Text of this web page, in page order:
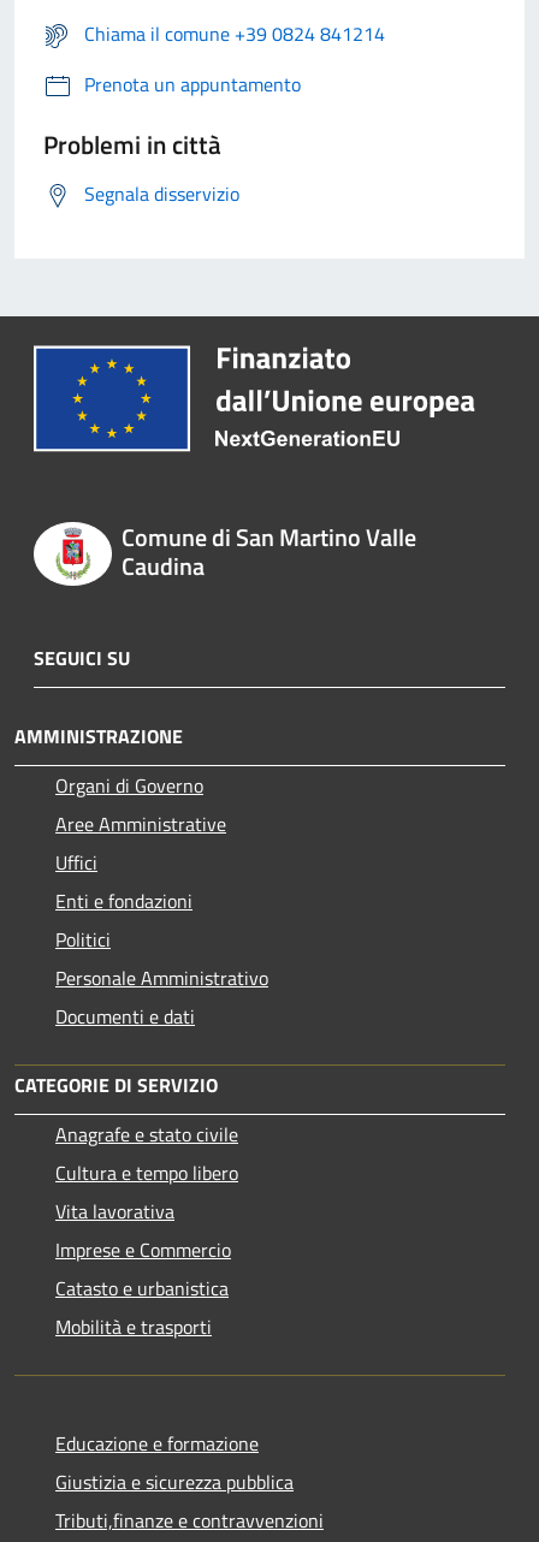
Chiama il comune +39 0824 841214
Prenota un appuntamento
Problemi in città
Segnala disservizio
Comune di San Martino Valle
Caudina
SEGUICI SU
AMMINISTRAZIONE
Organi di Governo
Aree Amministrative
Uffici
Enti e fondazioni
Politici
Personale Amministrativo
Documenti e dati
CATEGORIE DI SERVIZIO
Anagrafe e stato civile
Cultura e tempo libero
Vita lavorativa
Imprese e Commercio
Catasto e urbanistica
Mobilità e trasporti
Educazione e formazione
Giustizia e sicurezza pubblica
Tributi,finanze e contravvenzioni